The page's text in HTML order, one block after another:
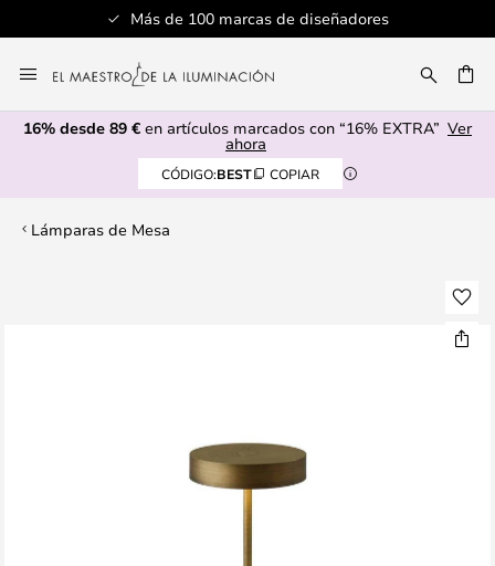
Más de 100 marcas de diseñadores
al
contenido
16% desde 89 € en artículos marcados con “16% EXTRA” Ver
ahora
CÓDIGO:BEST COPIAR
Lámparas de Mesa